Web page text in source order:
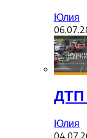
Юлия
ДТП
Юлия